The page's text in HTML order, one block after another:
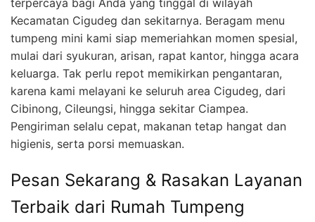
Kecamatan Cigudeg dan sekitarnya. Beragam menu
tumpeng mini kami siap memeriahkan momen spesial,
mulai dari syukuran, arisan, rapat kantor, hingga acara
keluarga. Tak perlu repot memikirkan pengantaran,
karena kami melayani ke seluruh area Cigudeg, dari
Cibinong, Cileungsi, hingga sekitar Ciampea.
Pengiriman selalu cepat, makanan tetap hangat dan
higienis, serta porsi memuaskan.
Pesan Sekarang & Rasakan Layanan
Terbaik dari Rumah Tumpeng